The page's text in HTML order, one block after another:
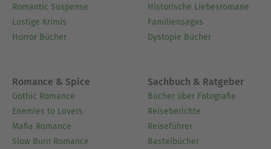
Romantic Suspense
Lustige Krimis
Horror Bücher
Historische Liebesromane
Familiensagas
Dystopie Bücher
Romance & Spice
Gothic Romance
Enemies to Lovers
Mafia Romance
Slow Burn Romance
Sachbuch & Ratgeber
Bücher über Fotografie
Reiseberichte
Reiseführer
Bastelbücher